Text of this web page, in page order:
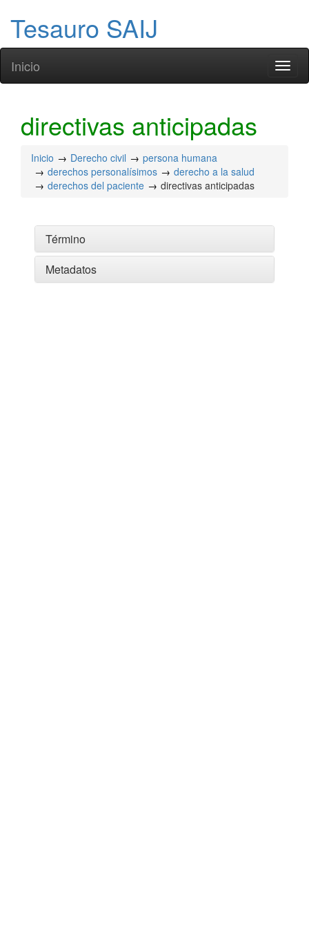
Tesauro SAIJ
Inicio
directivas anticipadas
Inicio Derecho civil
persona humana
derechos personalísimos
derecho a la salud
derechos del paciente
directivas anticipadas
Término
Metadatos